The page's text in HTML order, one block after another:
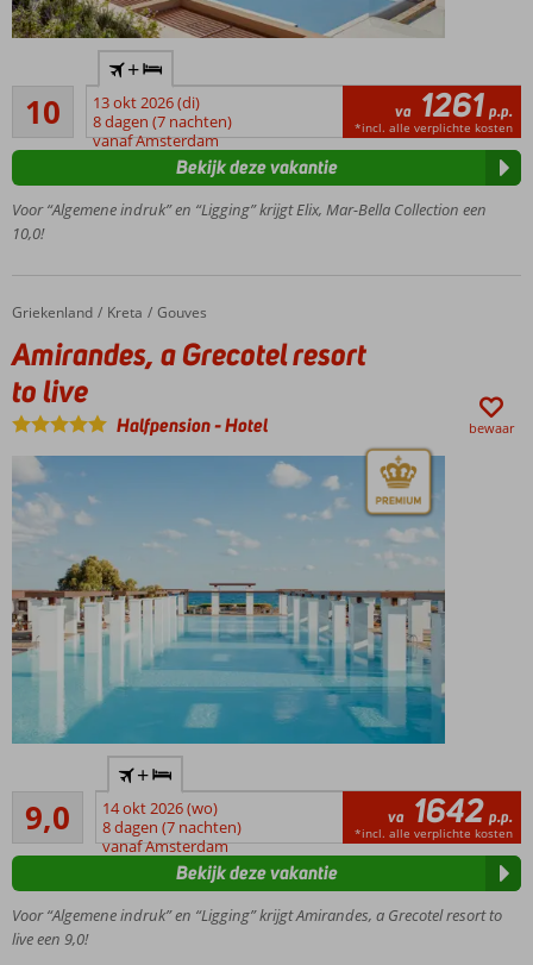
Luxueus 5-
sterrenhotel
Prachtig
gelegen
met
over
zee
genieten in
4
restaurants
Voor
extra
luxe;
swim
up
10Uitmuntend
4
beoordelingen
+
13 okt 2026 (di)
8 dagen (7 nachten)
vanaf Amsterdam
va 1261 p.p.
*incl. alle verplichte kosten
Voor “Algemene indruk” en “Ligging” krijgt Elix, Mar-Bella Collection een
10,0!
Bekijk deze vakantie
Home
Griekenland Kreta Gouves
Amirandes, a Grecotel resort to live
Amirandes, a Grecotel resort
to live
Halfpension-Hotel bewaar
Grecotel
keten
Indrukwekkende
2 privé
stranden!
9,0
Uitstekend
3
beoordelingen
+
14 okt 2026 (wo)
8 dagen (7 nachten)
vanaf Amsterdam
va 1642 p.p.
*incl. alle verplichte kosten
Voor “Algemene indruk” en “Ligging” krijgt Amirandes, a Grecotel resort to
live een 9,0!
Bekijk deze vakantie